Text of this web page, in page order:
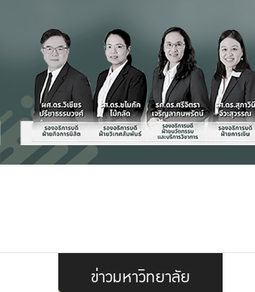
ข่าวมหาวิทยาลัย